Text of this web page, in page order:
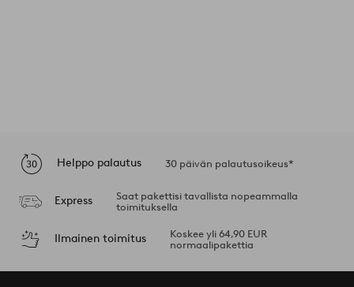
Helppo palautus 30 päivän palautusoikeus*
Express
Saat pakettisi tavallista nopeammalla
toimituksella
Ilmainen toimitus
Koskee yli 64,90 EUR
normaalipakettia